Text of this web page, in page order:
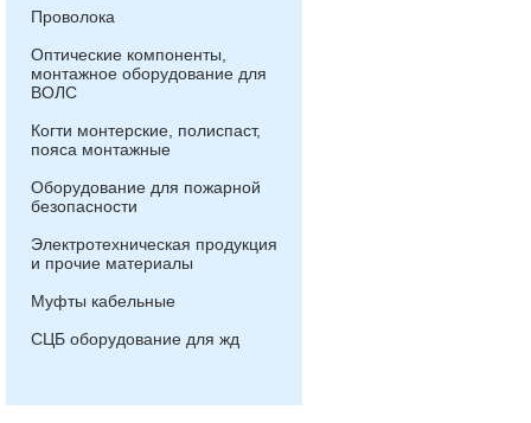
Проволока
Оптические компоненты,
монтажное оборудование для
ВОЛС
Когти монтерские, полиспаст,
пояса монтажные
Оборудование для пожарной
безопасности
Электротехническая продукция
и прочие материалы
Муфты кабельные
СЦБ оборудование для жд